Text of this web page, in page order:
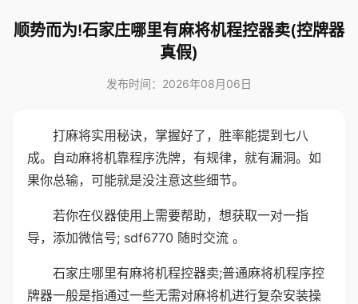
顺势而为!石家庄哪里有麻将机程控器卖(控牌器
真假)
发布时间：2026年08月06日
打麻将实用秘诀，掌握好了，胜率能提到七八
成。自动麻将机靠程序洗牌，有规律，就有漏洞。如
果你总输，可能就是没注意这些细节。
若你在仪器使用上需要帮助，想获取一对一指
导，添加微信号; sdf6770 随时交流 。
石家庄哪里有麻将机程控器卖;普通麻将机程序控
牌器一般是指通过一些无需对麻将机进行复杂安装操